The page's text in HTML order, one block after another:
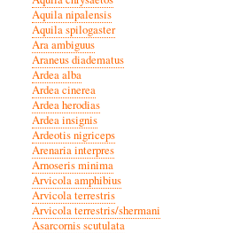
Aquila nipalensis
Aquila spilogaster
Ara ambiguus
Araneus diadematus
Ardea alba
Ardea cinerea
Ardea herodias
Ardea insignis
Ardeotis nigriceps
Arenaria interpres
Arnoseris minima
Arvicola amphibius
Arvicola terrestris
Arvicola terrestris/shermani
Asarcornis scutulata